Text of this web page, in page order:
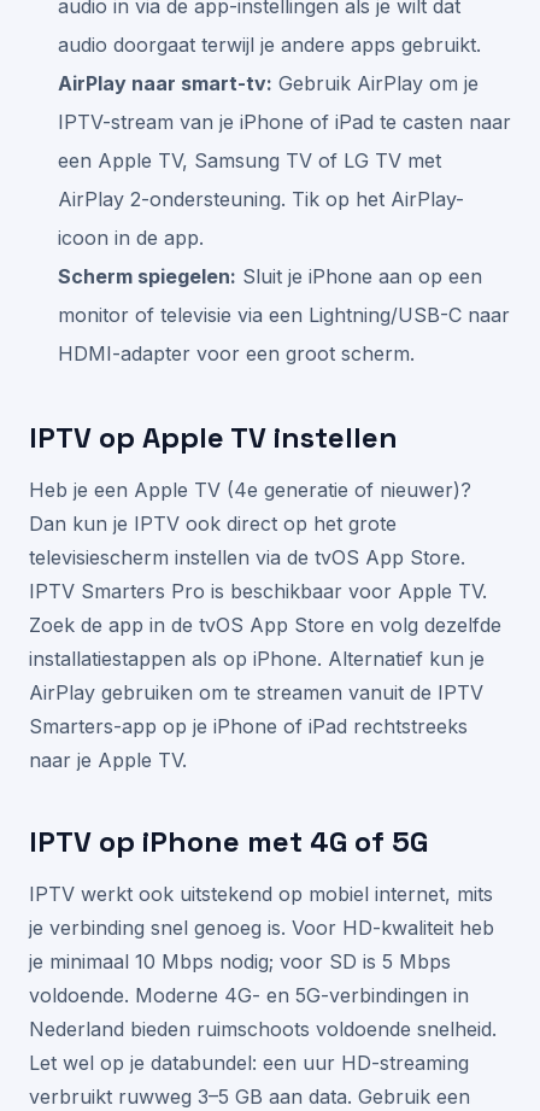
audio in via de app-instellingen als je wilt dat
audio doorgaat terwijl je andere apps gebruikt.
AirPlay naar smart-tv: Gebruik AirPlay om je
IPTV-stream van je iPhone of iPad te casten naar
een Apple TV, Samsung TV of LG TV met
AirPlay 2-ondersteuning. Tik op het AirPlay-
icoon in de app.
Scherm spiegelen: Sluit je iPhone aan op een
monitor of televisie via een Lightning/USB-C naar
HDMI-adapter voor een groot scherm.
IPTV op Apple TV instellen
Heb je een Apple TV (4e generatie of nieuwer)?
Dan kun je IPTV ook direct op het grote
televisiescherm instellen via de tvOS App Store.
IPTV Smarters Pro is beschikbaar voor Apple TV.
Zoek de app in de tvOS App Store en volg dezelfde
installatiestappen als op iPhone. Alternatief kun je
AirPlay gebruiken om te streamen vanuit de IPTV
Smarters-app op je iPhone of iPad rechtstreeks
naar je Apple TV.
IPTV op iPhone met 4G of 5G
IPTV werkt ook uitstekend op mobiel internet, mits
je verbinding snel genoeg is. Voor HD-kwaliteit heb
je minimaal 10 Mbps nodig; voor SD is 5 Mbps
voldoende. Moderne 4G- en 5G-verbindingen in
Nederland bieden ruimschoots voldoende snelheid.
Let wel op je databundel: een uur HD-streaming
verbruikt ruwweg 3–5 GB aan data. Gebruik een